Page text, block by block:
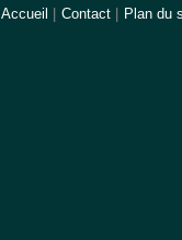
Accueil Contact Plan du